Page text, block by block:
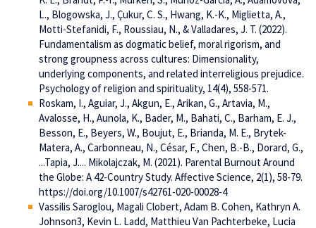
L., Blogowska, J., Çukur, C. S., Hwang, K.-K., Miglietta, A.,
Motti-Stefanidi, F., Roussiau, N., & Valladares, J. T. (2022).
Fundamentalism as dogmatic belief, moral rigorism, and
strong groupness across cultures: Dimensionality,
underlying components, and related interreligious prejudice.
Psychology of religion and spirituality, 14(4), 558-571.
Roskam, I., Aguiar, J., Akgun, E., Arikan, G., Artavia, M.,
Avalosse, H., Aunola, K., Bader, M., Bahati, C., Barham, E. J.,
Besson, E., Beyers, W., Boujut, E., Brianda, M. E., Brytek-
Matera, A., Carbonneau, N., César, F., Chen, B.-B., Dorard, G.,
...Tapia, J.... Mikolajczak, M. (2021). Parental Burnout Around
the Globe: A 42-Country Study. Affective Science, 2(1), 58-79.
https://doi.org/10.1007/s42761-020-00028-4
Vassilis Saroglou, Magali Clobert, Adam B. Cohen, Kathryn A.
Johnson3, Kevin L. Ladd, Matthieu Van Pachterbeke, Lucia